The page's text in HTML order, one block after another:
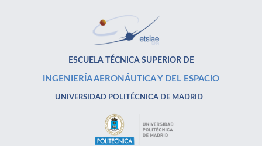
ESCUELA TÉCNICA SUPERIOR DE
INGENIERÍA AERONÁUTICA Y DEL ESPACIO
UNIVERSIDAD POLITÉCNICA DE MADRID